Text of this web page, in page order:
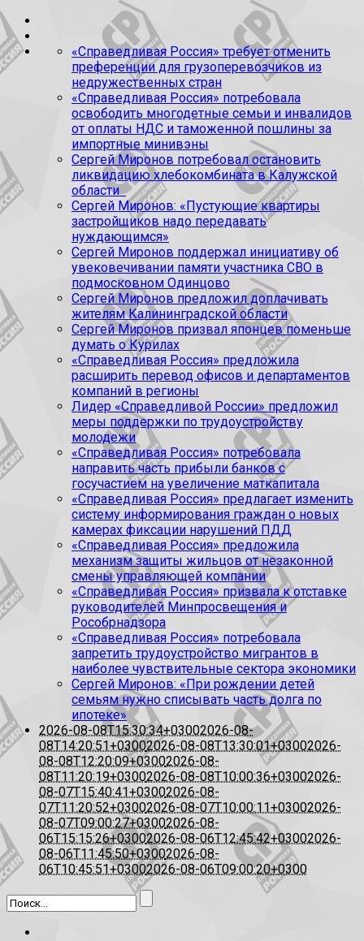
«Справедливая Россия» требует отменить
преференции для грузоперевозчиков из
недружественных стран
«Справедливая Россия» потребовала
освободить многодетные семьи и инвалидов
от оплаты НДС и таможенной пошлины за
импортные минивэны
Сергей Миронов потребовал остановить
ликвидацию хлебокомбината в Калужской
области
Сергей Миронов: «Пустующие квартиры
застройщиков надо передавать
нуждающимся»
Сергей Миронов поддержал инициативу об
увековечивании памяти участника СВО в
подмосковном Одинцово
Сергей Миронов предложил доплачивать
жителям Калининградской области
Сергей Миронов призвал японцев поменьше
думать о Курилах
«Справедливая Россия» предложила
расширить перевод офисов и департаментов
компаний в регионы
Лидер «Справедливой России» предложил
меры поддержки по трудоустройству
молодежи
«Справедливая Россия» потребовала
направить часть прибыли банков с
госучастием на увеличение маткапитала
«Справедливая Россия» предлагает изменить
систему информирования граждан о новых
камерах фиксации нарушений ПДД
«Справедливая Россия» предложила
механизм защиты жильцов от незаконной
смены управляющей компании
«Справедливая Россия» призвала к отставке
руководителей Минпросвещения и
Рособрнадзора
«Справедливая Россия» потребовала
запретить трудоустройство мигрантов в
наиболее чувствительные сектора экономики
Сергей Миронов: «При рождении детей
семьям нужно списывать часть долга по
ипотеке»
2026-08-08T15:30:34+03002026-08-
08T14:20:51+03002026-08-08T13:30:01+03002026-
08-08T12:20:09+03002026-08-
08T11:20:19+03002026-08-08T10:00:36+03002026-
08-07T15:40:41+03002026-08-
07T11:20:52+03002026-08-07T10:00:11+03002026-
08-07T09:00:27+03002026-08-
06T15:15:26+03002026-08-06T12:45:42+03002026-
08-06T11:45:50+03002026-08-
06T10:45:51+03002026-08-06T09:00:20+0300